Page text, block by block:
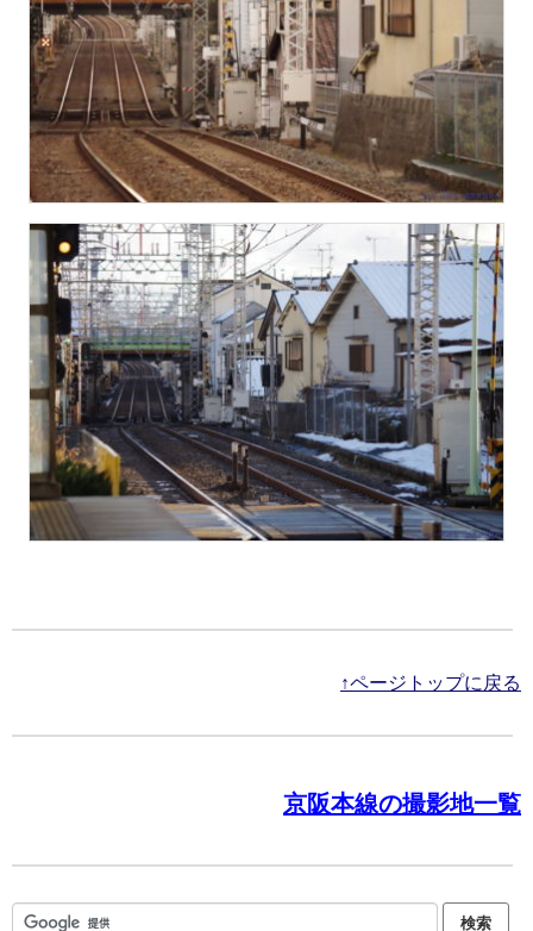
↑ページトップに戻る
京阪本線の撮影地一覧